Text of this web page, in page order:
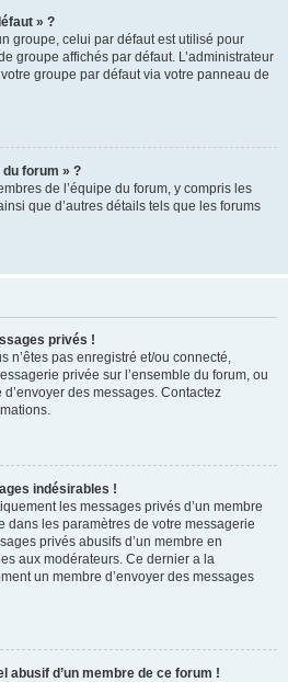
» ?
groupe, celui par défaut est utilisé pour
groupe affichés par défaut. L’administrateur
groupe par défaut via votre panneau de
du forum » ?
de l’équipe du forum, y compris les
que d’autres détails tels que les forums
privés !
n’êtes pas enregistré et/ou connecté,
privée sur l’ensemble du forum, ou
d’envoyer des messages. Contactez
indésirables !
les messages privés d’un membre
dans les paramètres de votre messagerie
privés abusifs d’un membre en
aux modérateurs. Ce dernier a la
un membre d’envoyer des messages
abusif d’un membre de ce forum !